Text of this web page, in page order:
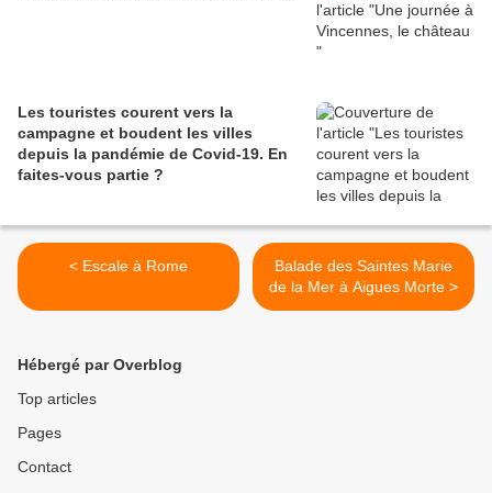
Les touristes courent vers la
campagne et boudent les villes
depuis la pandémie de Covid‑19. En
faites‑vous partie ?
< Escale à Rome
Balade des Saintes Marie
de la Mer à Aigues Morte >
Hébergé par Overblog
Top articles
Pages
Contact